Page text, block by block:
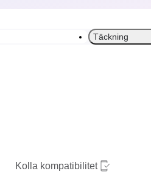
Täckning
Kolla kompatibilitet